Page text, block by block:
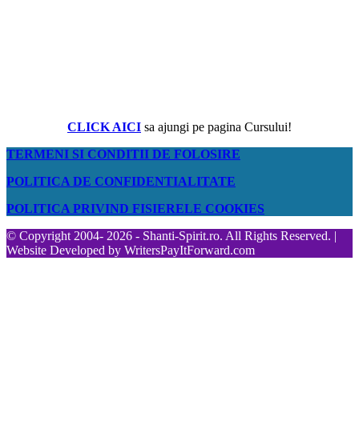
CLICK AICI sa ajungi pe pagina Cursului!
TERMENI SI CONDITII DE FOLOSIRE
POLITICA DE CONFIDENTIALITATE
POLITICA PRIVIND FISIERELE COOKIES
© Copyright 2004- 2026 - Shanti-Spirit.ro. All Rights Reserved. |
Website Developed by WritersPayItForward.com